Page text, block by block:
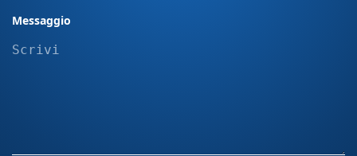
rappresentano quindi necessariamente il
prodotto finale o le versioni disponibili per
Messaggio